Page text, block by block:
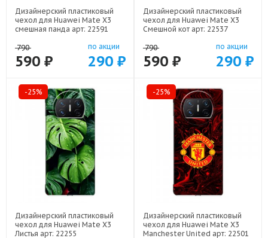
Дизайнерский пластиковый
чехол для Huawei Mate X3
смешная панда арт: 22591
790
590 ₽
по акции
290 ₽
Дизайнерский пластиковый
чехол для Huawei Mate X3
Смешной кот арт: 22537
790
590 ₽
по акции
290 ₽
-25%
Дизайнерский пластиковый
чехол для Huawei Mate X3
Листья арт: 22255
-25%
Дизайнерский пластиковый
чехол для Huawei Mate X3
Manchester United арт: 22501